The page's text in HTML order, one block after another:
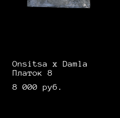
Onsitsa x Damla
Платок 8
8 000 pуб.